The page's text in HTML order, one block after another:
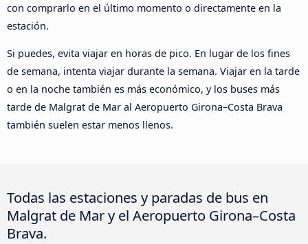
con comprarlo en el último momento o directamente en la
estación.
Si puedes, evita viajar en horas de pico. En lugar de los fines
de semana, intenta viajar durante la semana. Viajar en la tarde
o en la noche también es más económico, y los buses más
tarde de Malgrat de Mar al Aeropuerto Girona–Costa Brava
también suelen estar menos llenos.
Todas las estaciones y paradas de bus en
Malgrat de Mar y el Aeropuerto Girona–Costa
Brava.